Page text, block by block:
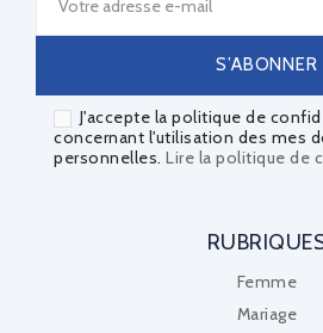
J'accepte la politique de
concernant l'utilisation des mes
personnelles. Lire la politique de
Femme
Mariage